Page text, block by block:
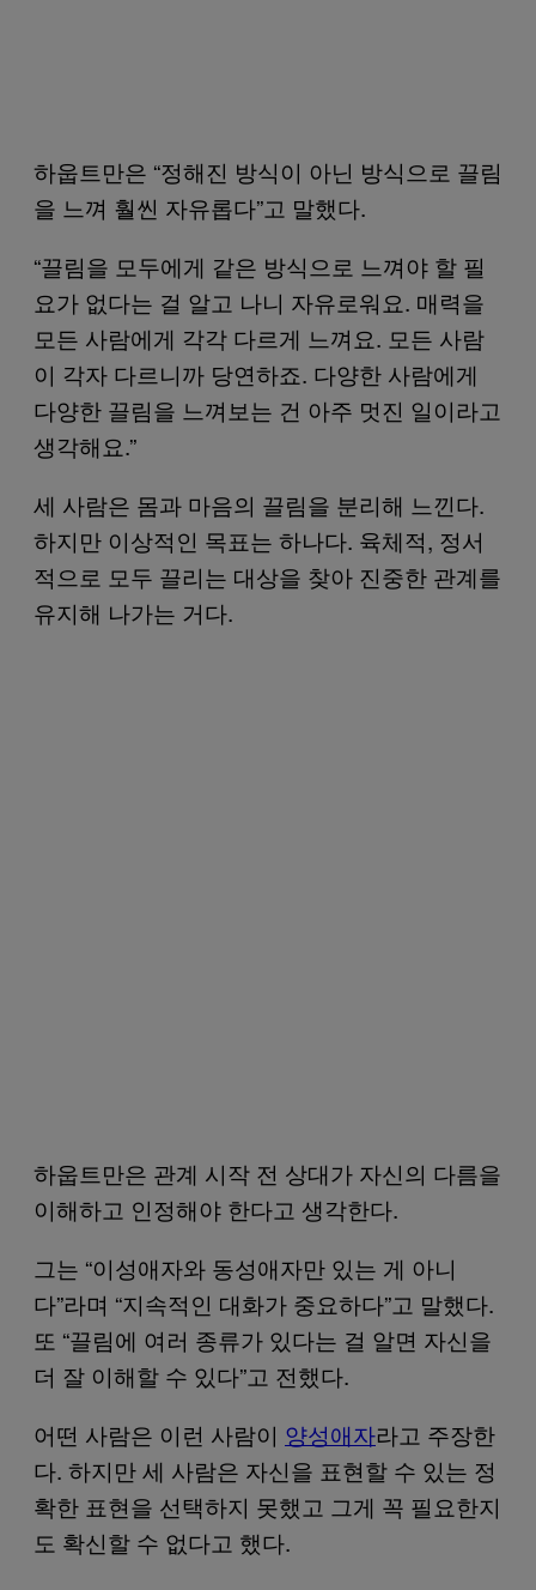
하웁트만은 “정해진 방식이 아닌 방식으로 끌림
을 느껴 훨씬 자유롭다”고 말했다.
“끌림을 모두에게 같은 방식으로 느껴야 할 필
요가 없다는 걸 알고 나니 자유로워요. 매력을
모든 사람에게 각각 다르게 느껴요. 모든 사람
이 각자 다르니까 당연하죠. 다양한 사람에게
다양한 끌림을 느껴보는 건 아주 멋진 일이라고
생각해요.”
세 사람은 몸과 마음의 끌림을 분리해 느낀다.
하지만 이상적인 목표는 하나다. 육체적, 정서
적으로 모두 끌리는 대상을 찾아 진중한 관계를
유지해 나가는 거다.
하웁트만은 관계 시작 전 상대가 자신의 다름을
이해하고 인정해야 한다고 생각한다.
그는 “이성애자와 동성애자만 있는 게 아니
다”라며 “지속적인 대화가 중요하다”고 말했다.
또 “끌림에 여러 종류가 있다는 걸 알면 자신을
더 잘 이해할 수 있다”고 전했다.
어떤 사람은 이런 사람이 양성애자라고 주장한
다. 하지만 세 사람은 자신을 표현할 수 있는 정
확한 표현을 선택하지 못했고 그게 꼭 필요한지
도 확신할 수 없다고 했다.